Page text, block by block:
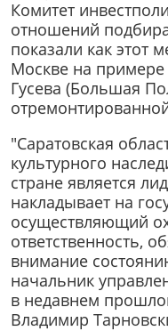
Комитет
отношений
показали как этот
Москве на примере
Гусева (Большая
"Саратовская
культурного
стране является
накладывает на
осуществляющий
ответственность,
внимание
начальник
в недавнем
Владимир